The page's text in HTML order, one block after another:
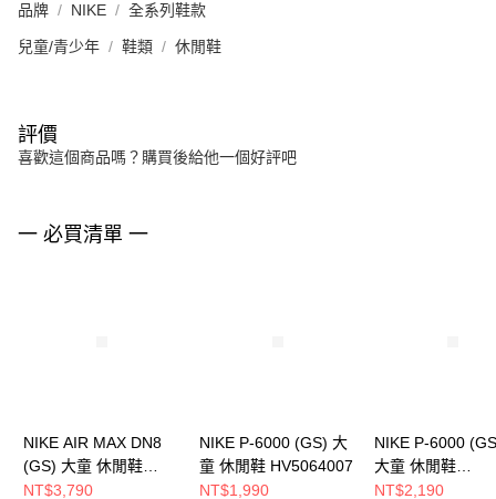
品牌 NIKE 全系列鞋款
兒童/青少年 鞋類 休閒鞋
評價
喜歡這個商品嗎？購買後給他一個好評吧
一 必買清單 一
NIKE AIR MAX DN8
(GS) 大童 休閒鞋
HF7310005
NT$3,790
NIKE P-6000 (GS) 大
童 休閒鞋 HV5064007
NT$1,990
NIKE P-6000
大童 休閒鞋
IQ1134161
NT$2,190